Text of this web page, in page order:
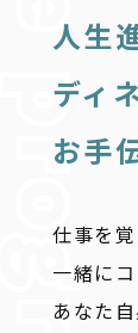
人生
ディ
お手
仕事を
一緒に
あなた